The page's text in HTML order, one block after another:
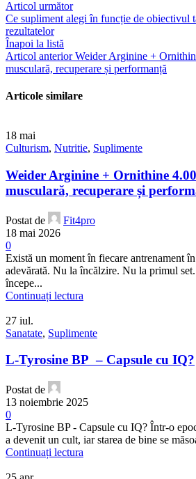
Articol următor
Ce supliment alegi în funcție de obiectivul
rezultatelor
Înapoi la listă
Articol anterior Weider Arginine +
musculară, recuperare și performanță
Articole similare
18 mai
Culturism, Nutritie, Suplimente
Weider Arginine + Ornithine
musculară, recuperare și
Postat de
Fit4pro
18 mai 2026
0
Există un moment în fiecare antrenament
adevărată. Nu la încălzire. Nu la primul
începe...
Continuați lectura
27 iul.
Sanatate, Suplimente
L-Tyrosine BP – Capsule cu IQ?
Postat de
13 noiembrie 2025
0
L-Tyrosine BP - Capsule cu IQ? Într-o
a devenit un cult, iar starea de bine se
Continuați lectura